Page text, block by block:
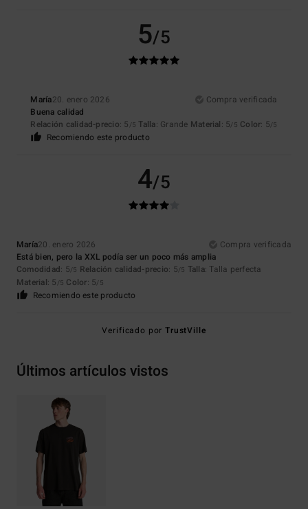
5/5
María20. enero 2026
Compra verificada
Buena calidad
Relación calidad-precio: 5 /5 Talla: Grande Material: 5/5 Color: 5/5
Recomiendo este producto
4/5
María20. enero 2026
Compra verificada
Está bien, pero la XXL podía ser un poco más amplia
Comodidad: 5/5 Relación calidad-precio: 5/5 Talla: Talla perfecta
Material: 5 /5 Color: 5/5
Recomiendo este producto
Verificado porTrustVille
Últimos artículos vistos